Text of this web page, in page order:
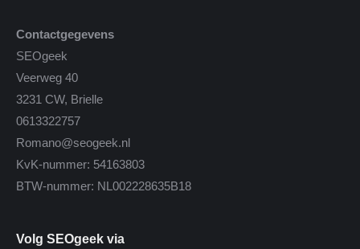
Contactgegevens
SEOgeek
Veerweg 40
3231 CW, Brielle
0613322757
Romano@seogeek.nl
KvK-nummer: 54163803
BTW-nummer: NL002228635B18
Volg SEOgeek via